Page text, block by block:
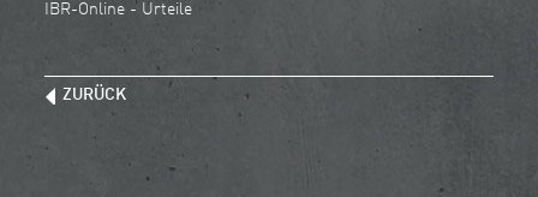
IBR-Online - Urteile
ZURÜCK